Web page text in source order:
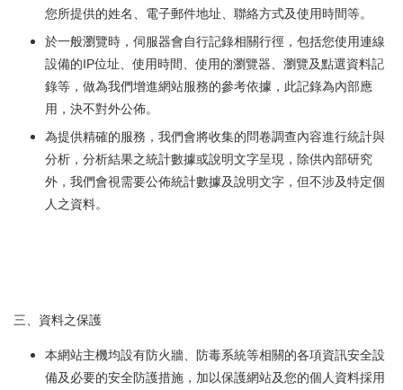
您所提供的姓名、電子郵件地址、聯絡方式及使用時間等。
於一般瀏覽時，伺服器會自行記錄相關行徑，包括您使用連線
設備的IP位址、使用時間、使用的瀏覽器、瀏覽及點選資料記
錄等，做為我們增進網站服務的參考依據，此記錄為內部應
用，決不對外公佈。
為提供精確的服務，我們會將收集的問卷調查內容進行統計與
分析，分析結果之統計數據或說明文字呈現，除供內部研究
外，我們會視需要公佈統計數據及說明文字，但不涉及特定個
人之資料。
三、資料之保護
本網站主機均設有防火牆、防毒系統等相關的各項資訊安全設
備及必要的安全防護措施，加以保護網站及您的個人資料採用